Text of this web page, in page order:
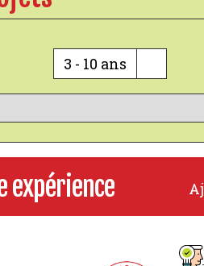
3 - 10 ans
expérience